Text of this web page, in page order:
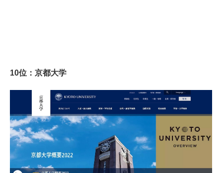
10位：京都大学